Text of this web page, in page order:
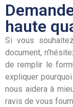
haute
Si vous
document,
de remplir le
expliquer
nous aidera à
ravis de vous